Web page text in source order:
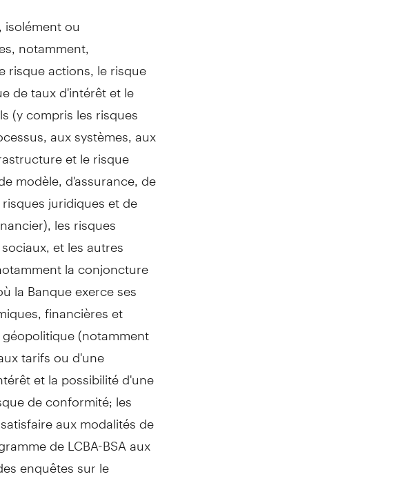
ou
notamment,
risque actions, le risque
de taux d'intérêt et le
(y compris les risques
aux systèmes, aux
et le risque
modèle, d'assurance, de
juridiques et de
les risques
et les autres
la conjoncture
la Banque exerce ses
financières et
(notamment
tarifs ou d'une
et la possibilité d'une
de conformité; les
aux modalités de
de LCBA-BSA aux
enquêtes sur le